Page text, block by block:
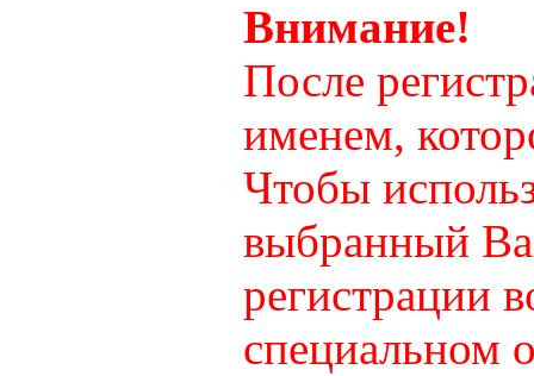
Внимание!
После
именем,
Чтобы
выбранный
регистрации
специальном